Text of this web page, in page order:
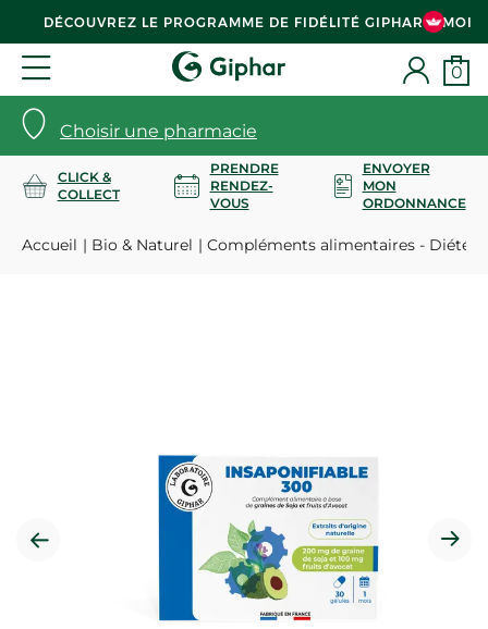
DÉCOUVREZ LE PROGRAMME DE FIDÉLITÉ GIPHAR & MOI
Choisir une pharmacie
0
CLICK &
COLLECT
PRENDRE
RENDEZ-
VOUS
ENVOYER
MON
ORDONNANCE
Accueil Bio & Naturel Compléments alimentaires -